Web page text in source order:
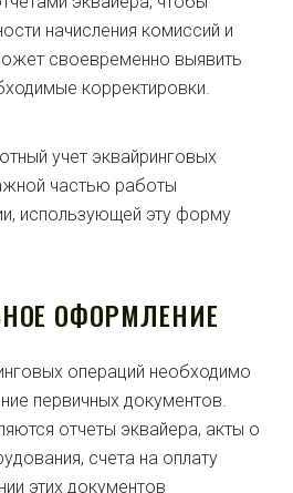
начисления комиссий и
своевременно выявить
корректировки.
учет эквайринговых
частью работы
использующей эту форму
ОФОРМЛЕНИЕ
операций необходимо
первичных документов.
отчеты эквайера, акты о
счета на оплату
этих документов